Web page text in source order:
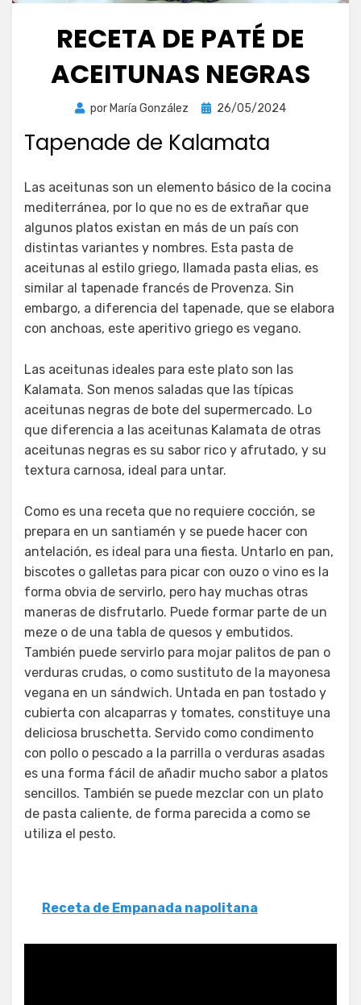
RECETA DE PATÉ DE
ACEITUNAS NEGRAS
por María González
Publicada
26/05/2024
Tapenade de Kalamata
Las aceitunas son un elemento básico de la cocina
mediterránea, por lo que no es de extrañar que
algunos platos existan en más de un país con
distintas variantes y nombres. Esta pasta de
aceitunas al estilo griego, llamada pasta elias, es
similar al tapenade francés de Provenza. Sin
embargo, a diferencia del tapenade, que se elabora
con anchoas, este aperitivo griego es vegano.
Las aceitunas ideales para este plato son las
Kalamata. Son menos saladas que las típicas
aceitunas negras de bote del supermercado. Lo
que diferencia a las aceitunas Kalamata de otras
aceitunas negras es su sabor rico y afrutado, y su
textura carnosa, ideal para untar.
Como es una receta que no requiere cocción, se
prepara en un santiamén y se puede hacer con
antelación, es ideal para una fiesta. Untarlo en pan,
biscotes o galletas para picar con ouzo o vino es la
forma obvia de servirlo, pero hay muchas otras
maneras de disfrutarlo. Puede formar parte de un
meze o de una tabla de quesos y embutidos.
También puede servirlo para mojar palitos de pan o
verduras crudas, o como sustituto de la mayonesa
vegana en un sándwich. Untada en pan tostado y
cubierta con alcaparras y tomates, constituye una
deliciosa bruschetta. Servido como condimento
con pollo o pescado a la parrilla o verduras asadas
es una forma fácil de añadir mucho sabor a platos
sencillos. También se puede mezclar con un plato
de pasta caliente, de forma parecida a como se
utiliza el pesto.
Receta de Empanada napolitana